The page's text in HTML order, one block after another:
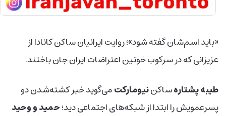
«باید اسم‌شان گفته شود»؛ روایت ایرانیان ساکن کانادا از
عزیزانی که در سرکوب خونین اعتراضات ایران جان باختند.
طیبه پشتارهساکننیومارکتمی‌گوید خبر کشته‌شدن دو
پسرعمویش را ابتدا از شبکه‌های اجتماعی دید؛حمید و وحید